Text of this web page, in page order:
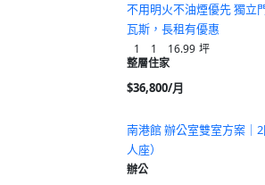
不用明火不油煙優先 獨立
瓦斯，長租有優惠
1 1 16.99 坪
整層住家
$36,800/月
南港館 辦公室雙室方案｜
人座）
辦公